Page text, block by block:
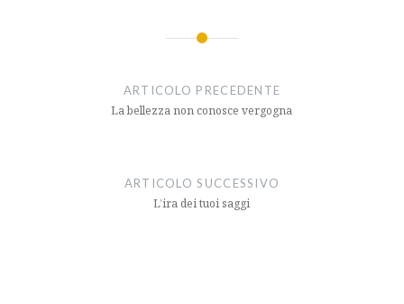
ARTICOLO PRECEDENTE
La bellezza non conosce vergogna
ARTICOLO SUCCESSIVO
L’ira dei tuoi saggi